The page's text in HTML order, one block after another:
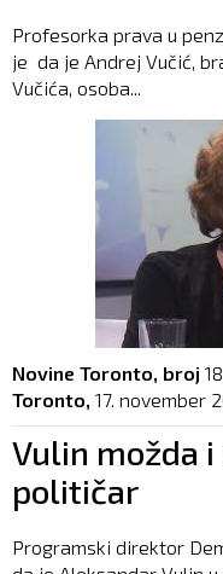
Profesorka prava u
je da je Andrej Vučić,
Vučića, osoba...
Novine Toronto, broj
Toronto, 17. november
Vulin možda
političar
Programski direktor